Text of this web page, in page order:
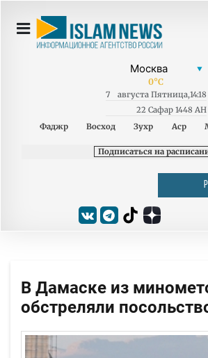
0°C
7 августа Пятница,14:18
22 Сафар 1448 AH
Фаджр
Восход Зухр Аср
Подписаться на
В Дамаске из
обстреляли